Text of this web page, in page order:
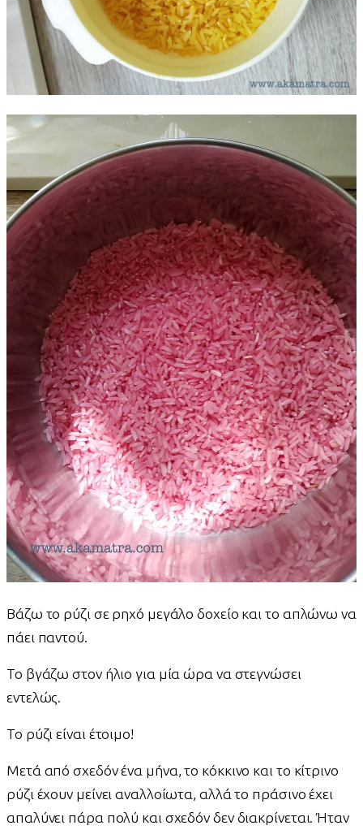
Βάζω το ρύζι σε ρηχό μεγάλο δοχείο και το απλώνω να
πάει παντού.
Το βγάζω στον ήλιο για μία ώρα να στεγνώσει
εντελώς.
Το ρύζι είναι έτοιμο!
Μετά από σχεδόν ένα μήνα, το κόκκινο και το κίτρινο
ρύζι έχουν μείνει αναλλοίωτα, αλλά το πράσινο έχει
απαλύνει πάρα πολύ και σχεδόν δεν διακρίνεται. Ήταν